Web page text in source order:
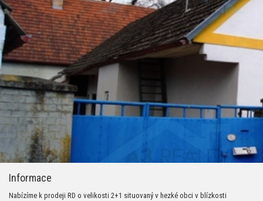
Informace
Nabízíme k prodeji RD o velikosti 2+1 situovaný v hezké obci v blízkosti